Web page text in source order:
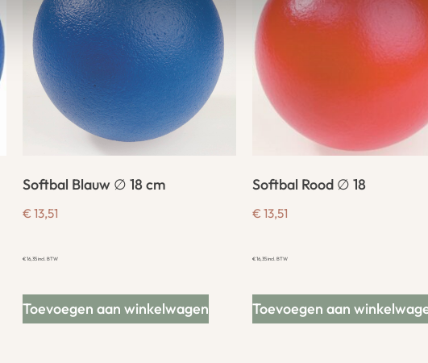
Softbal Blauw ∅ 18 cm
€ 13,51
€16,35incl. BTW
Toevoegen aan winkelwagen
Softbal Rood ∅ 18
€ 13,51
€16,35incl. BTW
Toevoegen aan